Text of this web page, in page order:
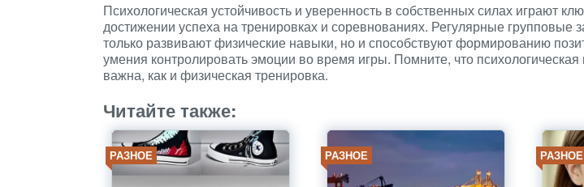
Психологическая устойчивость и уверенность в собственных силах играют
достижении успеха на тренировках и соревнованиях. Регулярные групповые
только развивают физические навыки, но и способствуют формированию
умения контролировать эмоции во время игры. Помните, что психологическая
важна, как и физическая тренировка.
Читайте также:
РАЗНОЕ РАЗНОЕ РАЗНОЕ